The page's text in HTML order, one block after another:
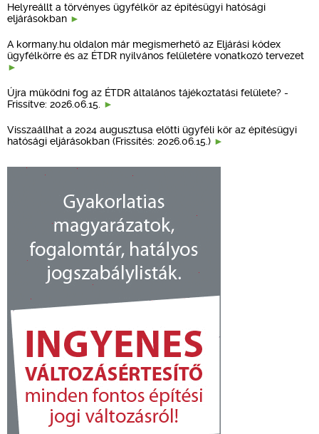
Helyreállt a törvényes ügyfélkör az építésügyi hatósági
eljárásokban
A kormany.hu oldalon már megismerhető az Eljárási kódex
ügyfélkörre és az ÉTDR nyilvános felületére vonatkozó tervezet
Újra működni fog az ÉTDR általános tájékoztatási felülete? -
Frissítve: 2026.06.15.
Visszaállhat a 2024 augusztusa előtti ügyféli kör az építésügyi
hatósági eljárásokban (Frissítés: 2026.06.15.)